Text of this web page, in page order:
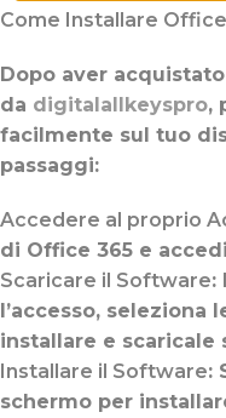
Come Installare
Dopo aver
da digitalallkeyspro,
facilmente sul tuo
passaggi:
Accedere al proprio
di Office 365 e
Scaricare il Software:
l’accesso, seleziona
installare e scaricale
Installare il Software:
schermo per